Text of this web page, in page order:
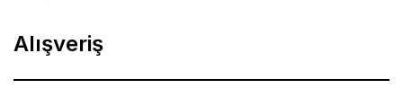
Alışveriş